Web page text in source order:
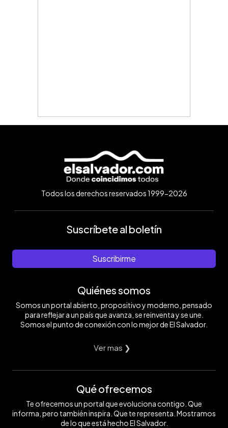
Todos los derechos reservados 1999-2026
Suscríbete al boletín
Suscribirme
Quiénes somos
Somos un portal abierto, propositivo y moderno, pensado
para reflejar a un país que avanza, se reinventa y se une.
Somos el punto de conexión con lo mejor de El Salvador.
Ver mas ❯
Qué ofrecemos
Te ofrecemos un portal que evoluciona contigo. Que
informa, pero también inspira. Que te representa. Mostramos
de lo que está hecho El Salvador.